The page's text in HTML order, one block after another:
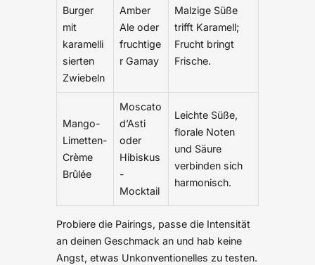
Burger
mit
karamelli
sierten
Zwiebeln
Amber
Ale oder
fruchtige
r Gamay
Malzige Süße
trifft Karamell;
Frucht bringt
Frische.
Mango-
Limetten-
Crème
Brûlée
Moscato
d’Asti
oder
Hibiskus
-
Mocktail
Leichte Süße,
florale Noten
und Säure
verbinden sich
harmonisch.
Probiere die Pairings, passe die Intensität
an deinen Geschmack an und hab keine
Angst, etwas Unkonventionelles zu testen.